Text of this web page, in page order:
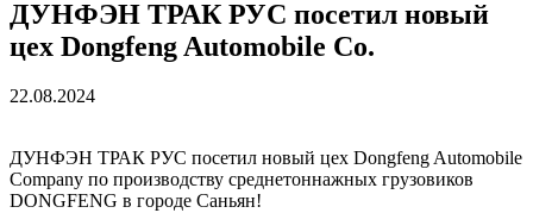
ДУНФЭН ТРАК РУС посетил новый
цех Dongfeng Automobile Co.
22.08.2024
ДУНФЭН ТРАК РУС посетил новый цех Dongfeng Automobile
Company по производству среднетоннажных грузовиков
DONGFENG в городе Саньян!